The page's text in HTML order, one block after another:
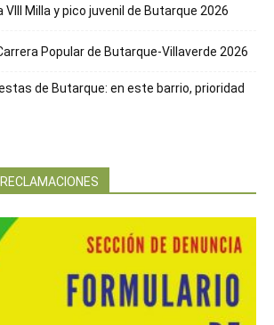
VIII Milla y pico juvenil de Butarque 2026
Popular de Butarque-Villaverde 2026
de Butarque: en este barrio, prioridad